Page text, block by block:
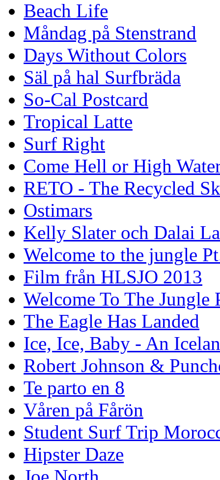
Beach Life
Måndag på Stenstrand
Days Without Colors
Säl på hal Surfbräda
So-Cal Postcard
Tropical Latte
Surf Right
Come Hell or High
RETO - The Recycled
Ostimars
Kelly Slater och Dalai
Welcome to the jungle
Film från HLSJO 2013
Welcome To The Jungle
The Eagle Has Landed
Ice, Ice, Baby - An
Robert Johnson &
Te parto en 8
Våren på Fårön
Student Surf Trip
Hipster Daze